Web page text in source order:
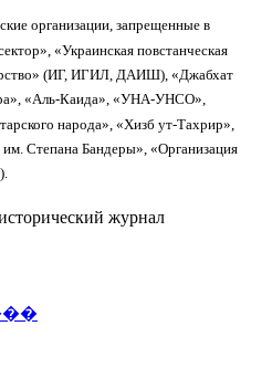
организации, запрещенные в
«Украинская повстанческая
(ИГ, ИГИЛ, ДАИШ), «Джабхат
«Аль-Каида», «УНА-УНСО»,
народа», «Хизб ут-Тахрир»,
Степана Бандеры», «Организация
журнал